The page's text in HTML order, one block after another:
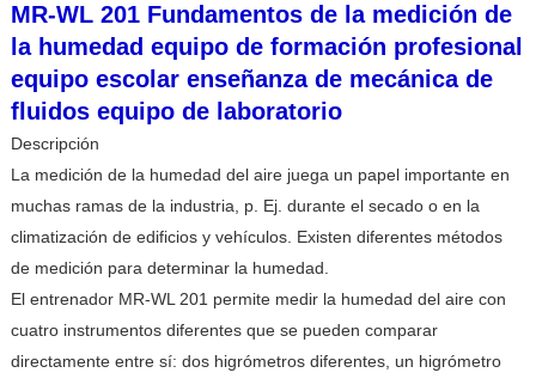
MR-WL 201 Fundamentos de la medición de
la humedad equipo de formación profesional
equipo escolar enseñanza de mecánica de
fluidos equipo de laboratorio
Descripción
La medición de la humedad del aire juega un papel importante en
muchas ramas de la industria, p. Ej. durante el secado o en la
climatización de edificios y vehículos. Existen diferentes métodos
de medición para determinar la humedad.
El entrenador MR-WL 201 permite medir la humedad del aire con
cuatro instrumentos diferentes que se pueden comparar
directamente entre sí: dos higrómetros diferentes, un higrómetro